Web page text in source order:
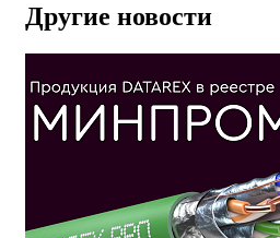
Другие новости